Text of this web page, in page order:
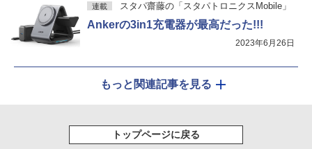
連載 スタパ齋藤の「スタパトロニクスMobile」
Ankerの3in1充電器が最高だった!!!
2023年6月26日
もっと関連記事を見る
トップページに戻る